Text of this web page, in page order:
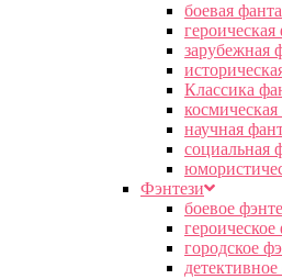
боевая
героическая
зарубежная
Классика
научная
социальная
Фэнтези
боевое
героическое
городское